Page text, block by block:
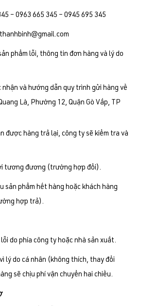
– 0963 665 345 – 0945 695 345
phẩm lỗi, thông tin đơn hàng và lý do
nhận và hướng dẫn quy trình gửi hàng về
Là, Phường 12, Quận Gò Vấp, TP
được hàng trả lại, công ty sẽ kiểm tra và
tương đương (trường hợp đổi).
sản phẩm hết hàng hoặc khách hàng
hợp trả).
do phía công ty hoặc nhà sản xuất.
lý do cá nhân (không thích, thay đổi
sẽ chịu phí vận chuyển hai chiều.